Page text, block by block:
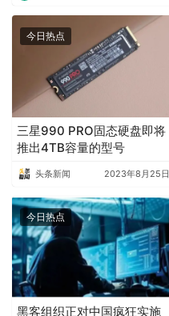
今日热点
三星990 PRO固态硬盘即将
推出4TB容量的型号
头条新闻 2023年8月25日
今日热点
黑客组织正对中国疯狂实施